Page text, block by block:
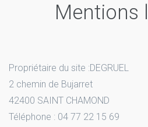
Mentions
Propriétaire du site :DEGRUEL
2 chemin de Bujarret
42400 SAINT CHAMOND
Téléphone : 04 77 22 15 69